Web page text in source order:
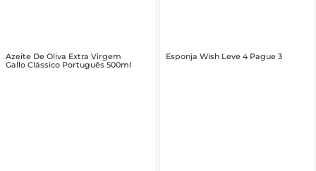
Azeite De Oliva Extra Virgem
Gallo Clássico Português 500ml
Esponja Wish Leve 4 Pague 3